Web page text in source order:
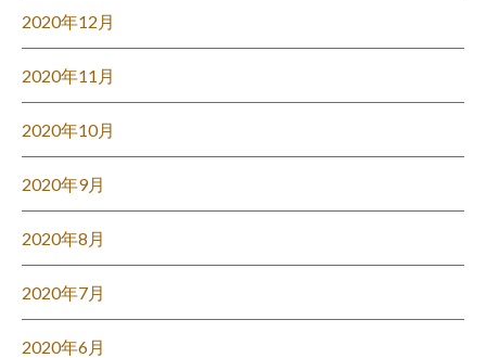
2020年12月
2020年11月
2020年10月
2020年9月
2020年8月
2020年7月
2020年6月